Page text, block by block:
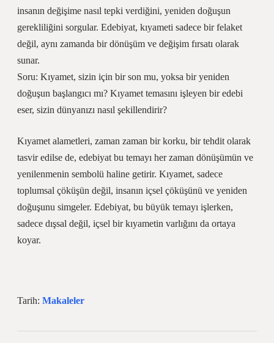
insanın değişime nasıl tepki verdiğini, yeniden doğuşun
gerekliliğini sorgular. Edebiyat, kıyameti sadece bir felaket
değil, aynı zamanda bir dönüşüm ve değişim fırsatı olarak
sunar.
Soru: Kıyamet, sizin için bir son mu, yoksa bir yeniden
doğuşun başlangıcı mı? Kıyamet temasını işleyen bir edebi
eser, sizin dünyanızı nasıl şekillendirir?
Kıyamet alametleri, zaman zaman bir korku, bir tehdit olarak
tasvir edilse de, edebiyat bu temayı her zaman dönüşümün ve
yenilenmenin sembolü haline getirir. Kıyamet, sadece
toplumsal çöküşün değil, insanın içsel çöküşünü ve yeniden
doğuşunu simgeler. Edebiyat, bu büyük temayı işlerken,
sadece dışsal değil, içsel bir kıyametin varlığını da ortaya
koyar.
Tarih: Makaleler